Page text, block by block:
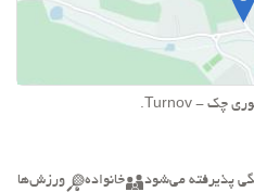
پذیرفته می‌شود خانواده ورزش‌ها